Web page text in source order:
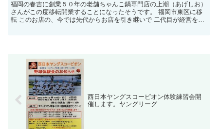
福岡の春吉に創業５０年の老舗ちゃんこ鍋専門店の上潮（あげしお）
さんがこの度移転開業することになったそうです。 福岡市東区に移
転 このお店の、今では先代からお店を引き継いで 二代目が経営をし
西日本ヤングスコーピオン体験練習会開
催します。ヤングリーグ